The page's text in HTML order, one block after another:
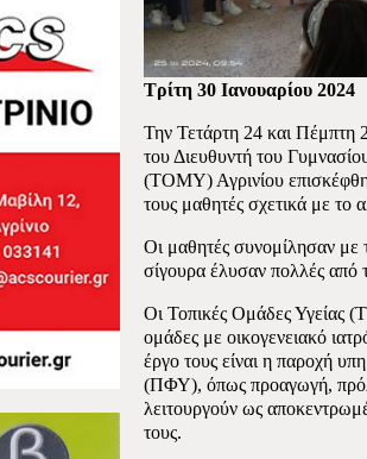
Τρίτη 30 Ιανουαρίου 2024
Την Τετάρτη 24 και Πέμπτη
του Διευθυντή του
(ΤΟΜΥ) Αγρινίου
τους μαθητές σχετικά με το
Οι μαθητές συνομίλησαν με
σίγουρα έλυσαν πολλές από
Οι Τοπικές Ομάδες Υγείας
ομάδες με οικογενειακό
έργο τους είναι η παροχή
(ΠΦΥ), όπως προαγωγή,
λειτουργούν ως
τους.